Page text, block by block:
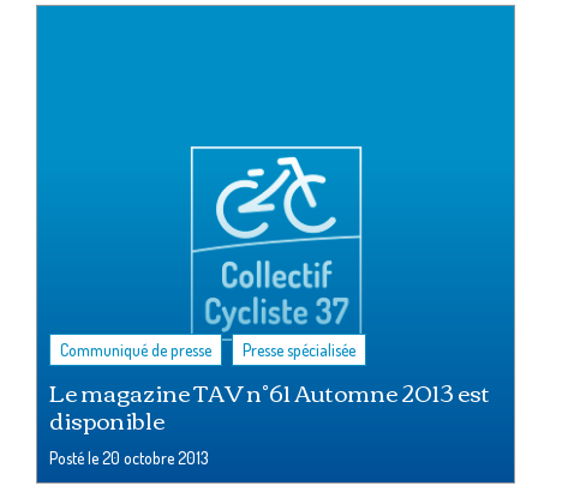
Communiqué de presse , Presse spécialisée
Le magazine TAV n°61 Automne 2013 est
disponible
Posté le20 octobre 2013